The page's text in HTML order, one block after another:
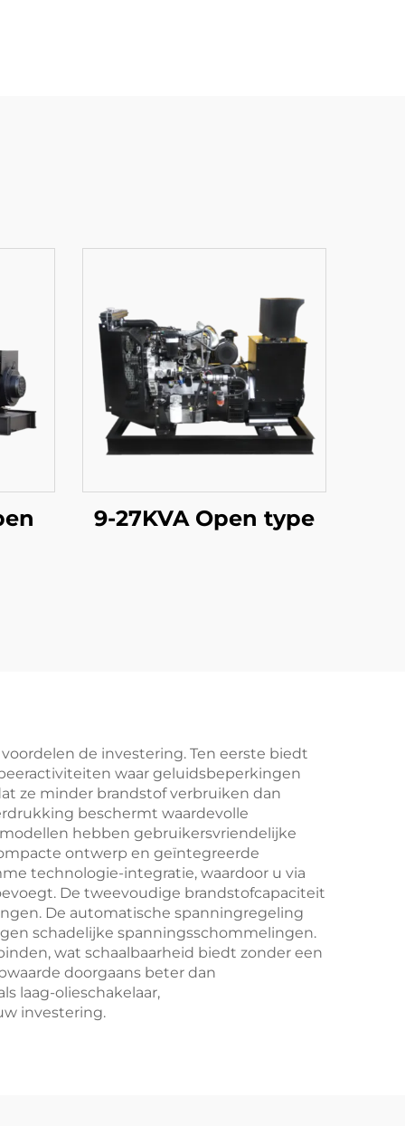
9-27KVA Open type
de investering. Ten eerste biedt
waar geluidsbeperkingen
ze minder brandstof verbruiken dan
beschermt waardevolle
hebben gebruikersvriendelijke
ontwerp en geïntegreerde
technologie-integratie, waardoor u via
De tweevoudige brandstofcapaciteit
De automatische spanningregeling
schadelijke spanningsschommelingen.
wat schaalbaarheid biedt zonder een
doorgaans beter dan
laag-olieschakelaar,
investering.